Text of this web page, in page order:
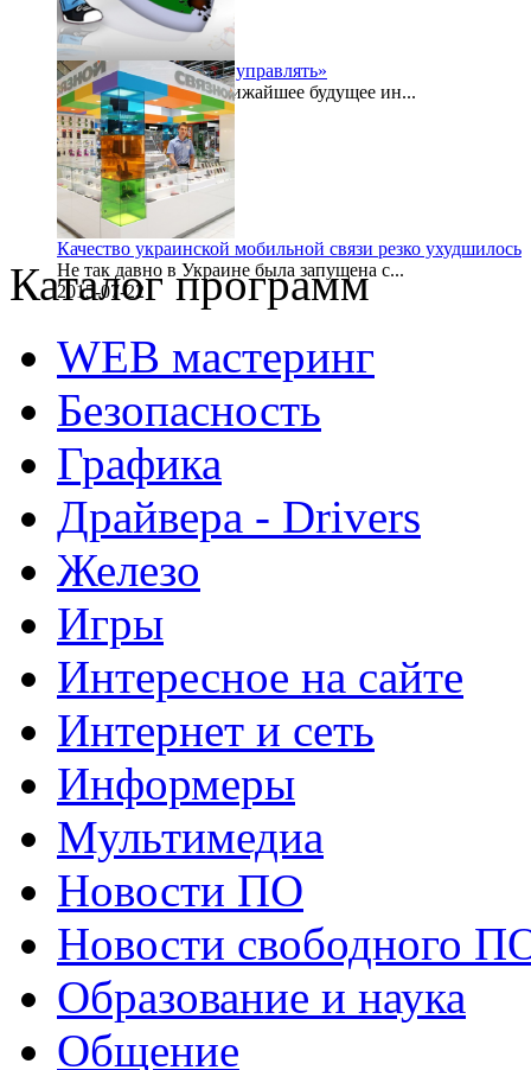
«Безопасностью надо управлять»
Буквально в самое ближайшее будущее ин...
2015-07-24
Качество украинской мобильной связи резко ухудшилось
Не так давно в Украине была запущена с...
2015-07-22
Каталог программ
WEB мастеринг
Безопасность
Графика
Драйвера - Drivers
Железо
Игры
Интересное на сайте
Интернет и сеть
Информеры
Мультимедиа
Новости ПО
Новости свободного
Образование и наука
Общение